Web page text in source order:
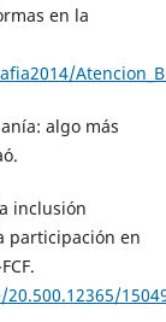
en la
algo más
inclusión
participación en